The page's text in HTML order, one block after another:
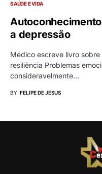
SAÚDE E VIDA
a depressão
Médico escreve livro
resiliência Problemas
consideravelmente…
BY FELIPE DE JESUS